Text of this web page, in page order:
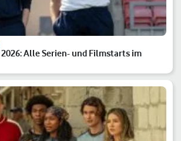
2026: Alle Serien- und Filmstarts im